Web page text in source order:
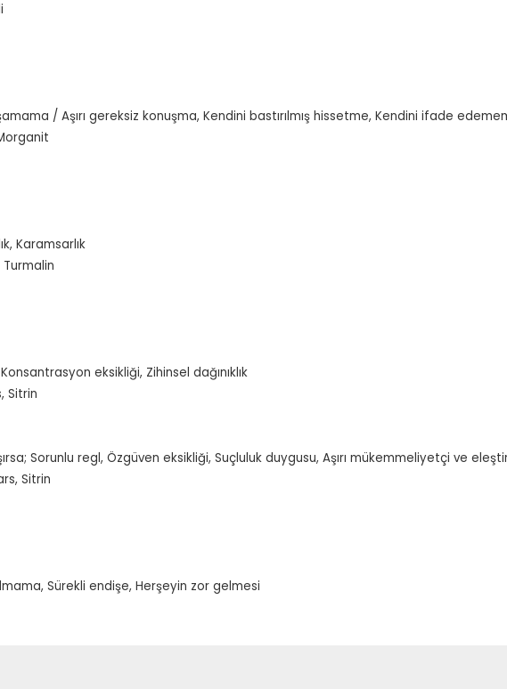
/ Aşırı gereksiz konuşma, Kendini bastırılmış hissetme, Kendini ifade
Karamsarlık
Turmalin
eksikliği, Zihinsel dağınıklık
Sitrin
Sorunlu regl, Özgüven eksikliği, Suçluluk duygusu, Aşırı mükemmeliyetçi ve
Sitrin
Sürekli endişe, Herşeyin zor gelmesi